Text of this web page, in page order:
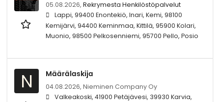
05.08.2026, Rekrymesta Henkilöstöpalvelut
Lappi, 99400 Enontekiö, Inari, Kemi, 98100
Kemijärvi, 94400 Keminmaa, Kittilä, 95900 Kolari,
Muonio, 98500 Pelkosenniemi, 95700 Pello, Posio
N Määrälaskija
04.08.2026, Nieminen Company Oy
Valkeakoski, 41900 Petäjävesi, 39930 Karvia,